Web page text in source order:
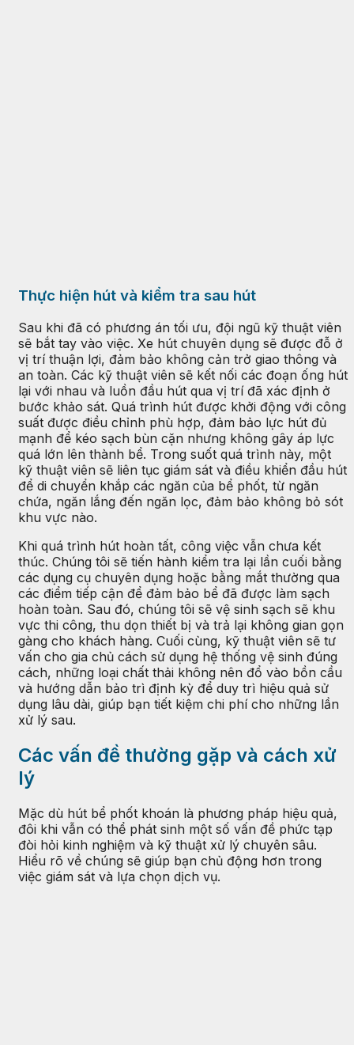
Thực hiện hút và kiểm tra sau hút
Sau khi đã có phương án tối ưu, đội ngũ kỹ thuật viên
sẽ bắt tay vào việc. Xe hút chuyên dụng sẽ được đỗ ở
vị trí thuận lợi, đảm bảo không cản trở giao thông và
an toàn. Các kỹ thuật viên sẽ kết nối các đoạn ống hút
lại với nhau và luồn đầu hút qua vị trí đã xác định ở
bước khảo sát. Quá trình hút được khởi động với công
suất được điều chỉnh phù hợp, đảm bảo lực hút đủ
mạnh để kéo sạch bùn cặn nhưng không gây áp lực
quá lớn lên thành bể. Trong suốt quá trình này, một
kỹ thuật viên sẽ liên tục giám sát và điều khiển đầu hút
để di chuyển khắp các ngăn của bể phốt, từ ngăn
chứa, ngăn lắng đến ngăn lọc, đảm bảo không bỏ sót
khu vực nào.
Khi quá trình hút hoàn tất, công việc vẫn chưa kết
thúc. Chúng tôi sẽ tiến hành kiểm tra lại lần cuối bằng
các dụng cụ chuyên dụng hoặc bằng mắt thường qua
các điểm tiếp cận để đảm bảo bể đã được làm sạch
hoàn toàn. Sau đó, chúng tôi sẽ vệ sinh sạch sẽ khu
vực thi công, thu dọn thiết bị và trả lại không gian gọn
gàng cho khách hàng. Cuối cùng, kỹ thuật viên sẽ tư
vấn cho gia chủ cách sử dụng hệ thống vệ sinh đúng
cách, những loại chất thải không nên đổ vào bồn cầu
và hướng dẫn bảo trì định kỳ để duy trì hiệu quả sử
dụng lâu dài, giúp bạn tiết kiệm chi phí cho những lần
xử lý sau.
Các vấn đề thường gặp và cách xử
lý
Mặc dù hút bể phốt khoán là phương pháp hiệu quả,
đôi khi vẫn có thể phát sinh một số vấn đề phức tạp
đòi hỏi kinh nghiệm và kỹ thuật xử lý chuyên sâu.
Hiểu rõ về chúng sẽ giúp bạn chủ động hơn trong
việc giám sát và lựa chọn dịch vụ.